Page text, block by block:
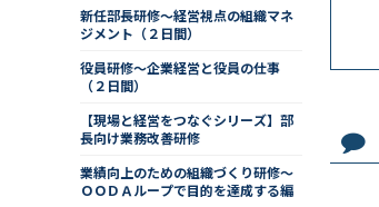
新任部長研修～経営視点の組織マネ
ジメント（２日間）
役員研修～企業経営と役員の仕事
（２日間）
【現場と経営をつなぐシリーズ】部
長向け業務改善研修
業績向上のための組織づくり研修～
ＯＯＤＡループで目的を達成する編